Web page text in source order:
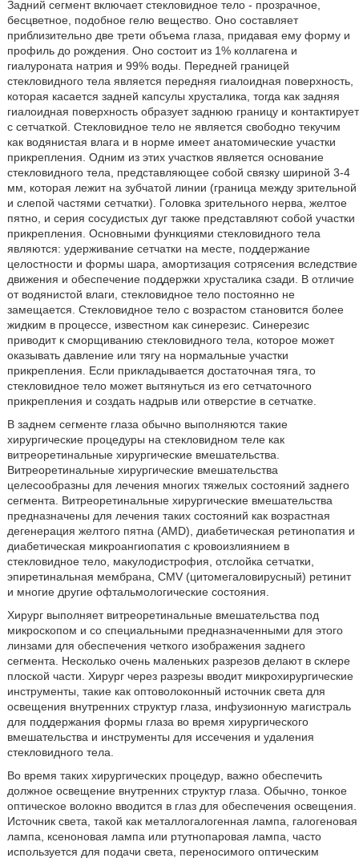
Задний сегмент включает стекловидное тело - прозрачное,
бесцветное, подобное гелю вещество. Оно составляет
приблизительно две трети объема глаза, придавая ему форму и
профиль до рождения. Оно состоит из 1% коллагена и
гиалуроната натрия и 99% воды. Передней границей
стекловидного тела является передняя гиалоидная поверхность,
которая касается задней капсулы хрусталика, тогда как задняя
гиалоидная поверхность образует заднюю границу и контактирует
с сетчаткой. Стекловидное тело не является свободно текучим
как водянистая влага и в норме имеет анатомические участки
прикрепления. Одним из этих участков является основание
стекловидного тела, представляющее собой связку шириной 3-4
мм, которая лежит на зубчатой линии (граница между зрительной
и слепой частями сетчатки). Головка зрительного нерва, желтое
пятно, и серия сосудистых дуг также представляют собой участки
прикрепления. Основными функциями стекловидного тела
являются: удерживание сетчатки на месте, поддержание
целостности и формы шара, амортизация сотрясения вследствие
движения и обеспечение поддержки хрусталика сзади. В отличие
от водянистой влаги, стекловидное тело постоянно не
замещается. Стекловидное тело с возрастом становится более
жидким в процессе, известном как синерезис. Синерезис
приводит к сморщиванию стекловидного тела, которое может
оказывать давление или тягу на нормальные участки
прикрепления. Если прикладывается достаточная тяга, то
стекловидное тело может вытянуться из его сетчаточного
прикрепления и создать надрыв или отверстие в сетчатке.
В заднем сегменте глаза обычно выполняются такие
хирургические процедуры на стекловидном теле как
витреоретинальные хирургические вмешательства.
Витреоретинальные хирургические вмешательства
целесообразны для лечения многих тяжелых состояний заднего
сегмента. Витреоретинальные хирургические вмешательства
предназначены для лечения таких состояний как возрастная
дегенерация желтого пятна (AMD), диабетическая ретинопатия и
диабетическая микроангиопатия с кровоизлиянием в
стекловидное тело, макулодистрофия, отслойка сетчатки,
эпиретинальная мембрана, CMV (цитомегаловирусный) ретинит
и многие другие офтальмологические состояния.
Хирург выполняет витреоретинальные вмешательства под
микроскопом и со специальными предназначенными для этого
линзами для обеспечения четкого изображения заднего
сегмента. Несколько очень маленьких разрезов делают в склере
плоской части. Хирург через разрезы вводит микрохирургические
инструменты, такие как оптоволоконный источник света для
освещения внутренних структур глаза, инфузионную магистраль
для поддержания формы глаза во время хирургического
вмешательства и инструменты для иссечения и удаления
стекловидного тела.
Во время таких хирургических процедур, важно обеспечить
должное освещение внутренних структур глаза. Обычно, тонкое
оптическое волокно вводится в глаз для обеспечения освещения.
Источник света, такой как металлогалогенная лампа, галогеновая
лампа, ксеноновая лампа или ртутнопаровая лампа, часто
используется для подачи света, переносимого оптическим